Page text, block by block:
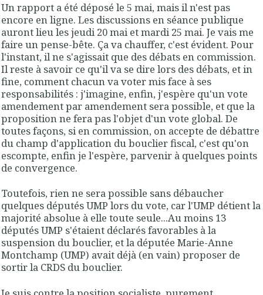
Un rapport a été déposé le 5 mai, mais il n'est pas
encore en ligne. Les discussions en séance publique
auront lieu les jeudi 20 mai et mardi 25 mai. Je vais me
faire un pense-bête. Ça va chauffer, c'est évident. Pour
l'instant, il ne s'agissait que des débats en commission.
Il reste à savoir ce qu'il va se dire lors des débats, et in
fine, comment chacun va voter mis face à ses
responsabilités : j'imagine, enfin, j'espère qu'un vote
amendement par amendement sera possible, et que la
proposition ne fera pas l'objet d'un vote global. De
toutes façons, si en commission, on accepte de débattre
du champ d'application du bouclier fiscal, c'est qu'on
escompte, enfin je l'espère, parvenir à quelques points
de convergence.
Toutefois, rien ne sera possible sans débaucher
quelques députés UMP lors du vote, car l'UMP détient la
majorité absolue à elle toute seule...Au moins 13
députés UMP s'étaient déclarés favorables à la
suspension du bouclier, et la députée Marie-Anne
Montchamp (UMP) avait déjà (en vain) proposer de
sortir la CRDS du bouclier.